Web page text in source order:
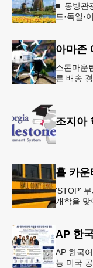
■ 동방관
드·독일·
아마존
스톤마운
른 배송
조지아
홀 카
'STOP'
개학을 맞
AP 한
AP 한국
능 미국